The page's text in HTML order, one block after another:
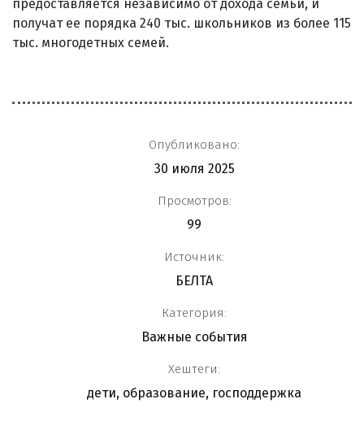
предоставляется независимо от дохода семьи, и
получат ее порядка 240 тыс. школьников из более 115
тыс. многодетных семей.
Опубликовано:
30 июля 2025
Просмотров:
99
Источник:
БЕЛТА
Категория:
Важные события
Хештеги:
дети, образование, господдержка